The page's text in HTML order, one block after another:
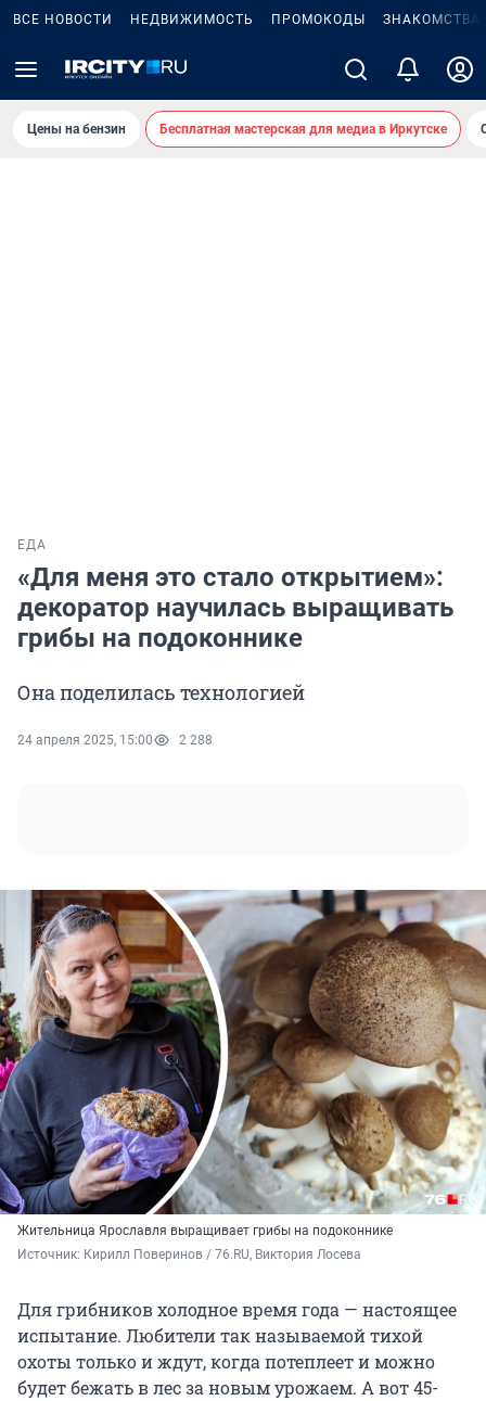
ВСЕ НОВОСТИ НЕДВИЖИМОСТЬ ПРОМОКОДЫ ЗНАКОМСТВА
Цены на бензин Бесплатная мастерская для медиа в Иркутске
ЕДА
«Для меня это стало открытием»:
декоратор научилась выращивать
грибы на подоконнике
Она поделилась технологией
24 апреля 2025, 15:00 2 288
Жительница Ярославля выращивает грибы на подоконнике
Источник: Кирилл Поверинов / 76.RU, Виктория Лосева
Для грибников холодное время года — настоящее
испытание. Любители так называемой тихой
охоты только и ждут, когда потеплеет и можно
будет бежать в лес за новым урожаем. А вот 45-